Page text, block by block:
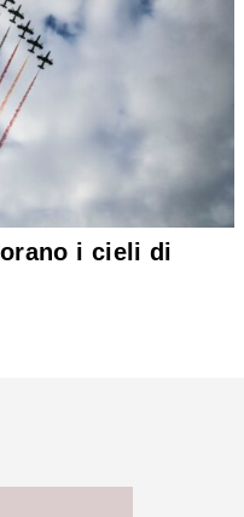
i cieli di